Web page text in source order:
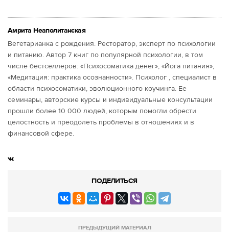
Амрита Неаполитанская
Вегетарианка с рождения. Ресторатор, эксперт по психологии
и питанию. Автор 7 книг по популярной психологии, в том
числе бестселлеров: «Психосоматика денег», «Йога питания»,
«Медитация: практика осознанности». Психолог , специалист в
области психосоматики, эволюционного коучинга. Ее
семинары, авторские курсы и индивидуальные консультации
прошли более 10 000 людей, которым помогли обрести
целостность и преодолеть проблемы в отношениях и в
финансовой сфере.
ПОДЕЛИТЬСЯ
ПРЕДЫДУЩИЙ МАТЕРИАЛ